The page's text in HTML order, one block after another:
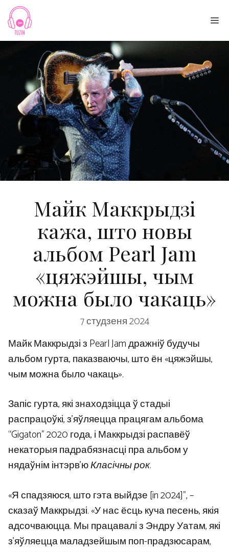
Skip
content
Майк Маккрыдзі
кажа, што новы
альбом Pearl Jam
«цяжэйшы, чым
можна было чакаць»
7 студзеня 2024
Майк Маккрыдзі з Pearl Jam дражніў будучы
альбом гурта, паказваючы, што ён «цяжэйшы,
чым можна было чакаць».
Запіс гурта, які знаходзіцца ў стадыі
распрацоўкі, з’яўляецца працягам альбома
“Gigaton” 2020 года, і Маккрыдзі распавёў
некаторыя падрабязнасці пра альбом у
нядаўнім інтэрв’юКласічны рок.
«Я спадзяюся, што гэта выйдзе [in 2024]”, –
сказаў Маккрыдзі. «У нас ёсць куча песень, якія
адсочваюцца. Мы працавалі з Эндру Уатам, які
з’яўляецца маладзейшым поп-прадзюсарам,